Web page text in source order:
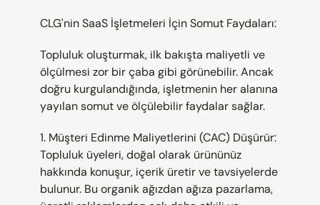
CLG'nin SaaS İşletmeleri İçin Somut Faydaları:
Topluluk oluşturmak, ilk bakışta maliyetli ve
ölçülmesi zor bir çaba gibi görünebilir. Ancak
doğru kurgulandığında, işletmenin her alanına
yayılan somut ve ölçülebilir faydalar sağlar.
1. Müşteri Edinme Maliyetlerini (CAC) Düşürür:
Topluluk üyeleri, doğal olarak ürününüz
hakkında konuşur, içerik üretir ve tavsiyelerde
bulunur. Bu organik ağızdan ağıza pazarlama,